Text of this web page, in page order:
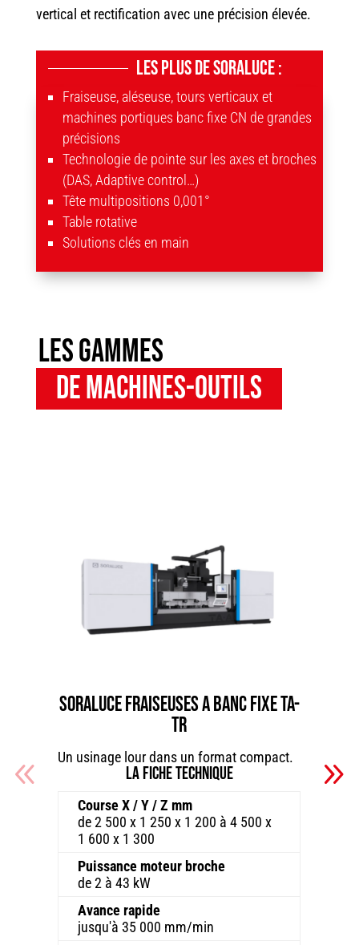
vertical et rectification avec une précision élevée.
Les plus de Soraluce :
Fraiseuse, aléseuse, tours verticaux et
machines portiques banc fixe CN de grandes
précisions
Technologie de pointe sur les axes et broches
(DAS, Adaptive control…)
Tête multipositions 0,001°
Table rotative
Solutions clés en main
les gammes
de machines-outils
SORALUCE FRAISEUSES A BANC FIXE TA-
TR
Un usinage lour dans un format compact.
La fiche technique
Course X / Y / Z mm
de 2 500 x 1 250 x 1 200 à 4 500 x
1 600 x 1 300
Puissance moteur broche
de 2 à 43 kW
Avance rapide
jusqu'à 35 000 mm/min